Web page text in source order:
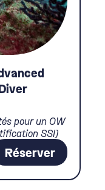
pour un OW
SSI)
Réserver